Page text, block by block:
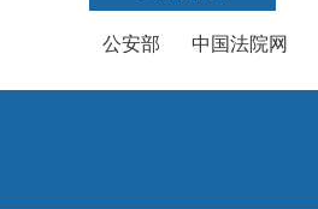
公安部 中国法院网